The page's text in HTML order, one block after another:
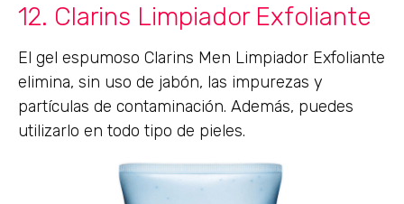
12. Clarins Limpiador Exfoliante
El gel espumoso Clarins Men Limpiador Exfoliante
elimina, sin uso de jabón, las impurezas y
partículas de contaminación. Además, puedes
utilizarlo en todo tipo de pieles.